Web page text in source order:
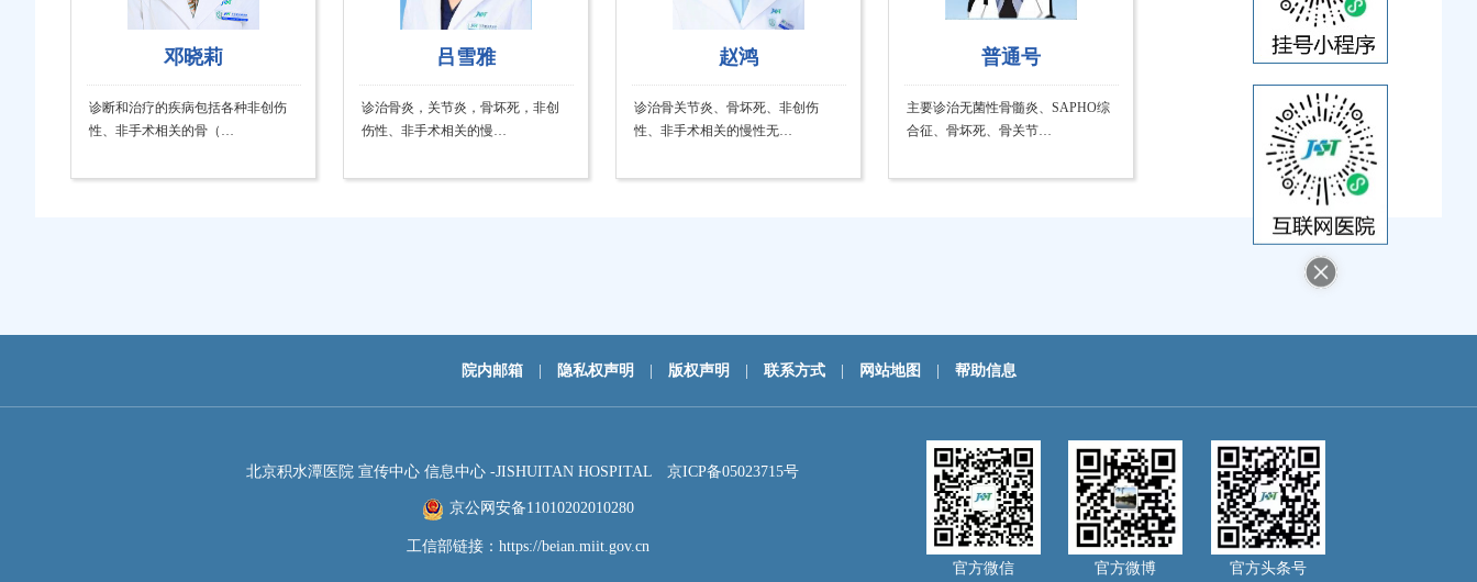
邓晓莉
诊断和治疗的疾病包括各种非创伤
性、非手术相关的骨（…
吕雪雅
诊治骨炎，关节炎，骨坏死，非创
伤性、非手术相关的慢…
赵鸿
诊治骨关节炎、骨坏死、非创伤
性、非手术相关的慢性无…
普通号
主要诊治无菌性骨髓炎、SAPHO综
合征、骨坏死、骨关节…
院内邮箱 隐私权声明 版权声明 联系方式 网站地图 帮助信息
北京积水潭医院 宣传中心 信息中心 -JISHUITAN HOSPITAL 京ICP备05023715号
京公网安备11010202010280
工信部链接： https://beian.miit.gov.cn
官方微信
官方微博 官方头条号